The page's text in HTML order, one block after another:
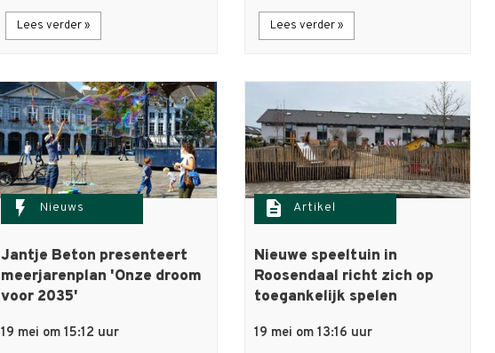
Lees verder » Lees verder »
flash_on Nieuws
Jantje Beton presenteert
meerjarenplan 'Onze droom
voor 2035'
19 mei om 15:12 uur
description Artikel
Nieuwe speeltuin in
Roosendaal richt zich op
toegankelijk spelen
19 mei om 13:16 uur